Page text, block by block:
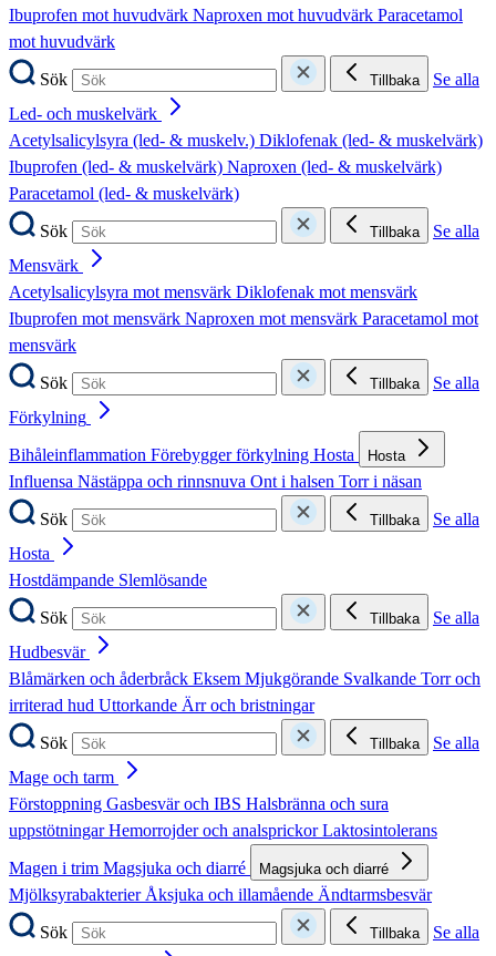
Ibuprofen mot huvudvärk Naproxen mot huvudvärk Paracetamol
mot huvudvärk
Sök
Tillbaka
Se alla
Led- och muskelvärk
Acetylsalicylsyra (led- & muskelv.) Diklofenak (led- & muskelvärk)
Ibuprofen (led- & muskelvärk) Naproxen (led- & muskelvärk)
Paracetamol (led- & muskelvärk)
Sök
Tillbaka
Se alla
Mensvärk
Acetylsalicylsyra mot mensvärk Diklofenak mot mensvärk
Ibuprofen mot mensvärk Naproxen mot mensvärk Paracetamol mot
mensvärk
Sök
Tillbaka
Se alla
Förkylning
Bihåleinflammation Förebygger förkylning Hosta Hosta
Influensa Nästäppa och rinnsnuva Ont i halsen Torr i näsan
Sök
Tillbaka
Se alla
Hosta
Hostdämpande Slemlösande
Sök
Tillbaka
Se alla
Hudbesvär
Blåmärken och åderbråck Eksem Mjukgörande Svalkande Torr och
irriterad hud Uttorkande Ärr och bristningar
Sök
Tillbaka
Se alla
Mage och tarm
Förstoppning Gasbesvär och IBS Halsbränna och sura
uppstötningarHemorrojder och analsprickorLaktosintolerans
Magen i trim Magsjuka och diarré Magsjuka och diarré
MjölksyrabakterierÅksjuka och illamående Ändtarmsbesvär
Sök
Tillbaka
Se alla